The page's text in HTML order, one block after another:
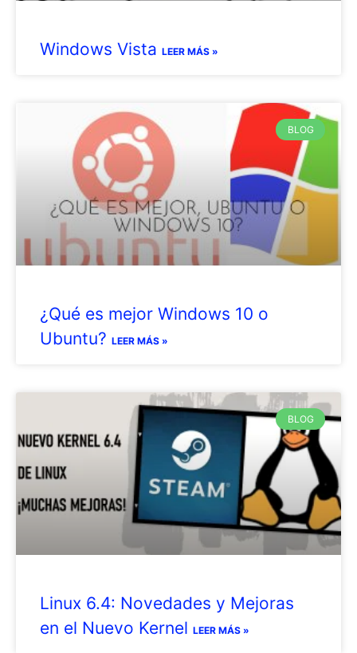
Windows Vista LEER MÁS »
BLOG
¿Qué es mejor Windows 10 o
Ubuntu? LEER MÁS »
BLOG
Linux 6.4: Novedades y Mejoras
en el Nuevo Kernel LEER MÁS »